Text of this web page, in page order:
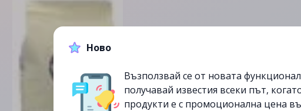
Ново
Възползвай се от новата
получавай известия всеки път,
продукти е с промоционална цена